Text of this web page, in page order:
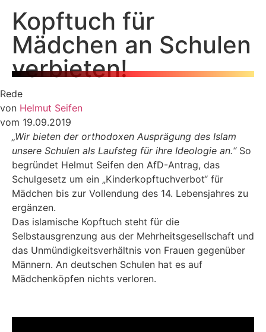
Kopftuch für
Mädchen an Schulen
verbieten!
Rede
von Helmut Seifen
vom 19.09.2019
„Wir bieten der orthodoxen Ausprägung des Islam
unsere Schulen als Laufsteg für ihre Ideologie an.“So
begründet Helmut Seifen den AfD-Antrag, das
Schulgesetz um ein „Kinderkopftuchverbot“ für
Mädchen bis zur Vollendung des 14. Lebensjahres zu
ergänzen.
Das islamische Kopftuch steht für die
Selbstausgrenzung aus der Mehrheitsgesellschaft und
das Unmündigkeitsverhältnis von Frauen gegenüber
Männern. An deutschen Schulen hat es auf
Mädchenköpfen nichts verloren.